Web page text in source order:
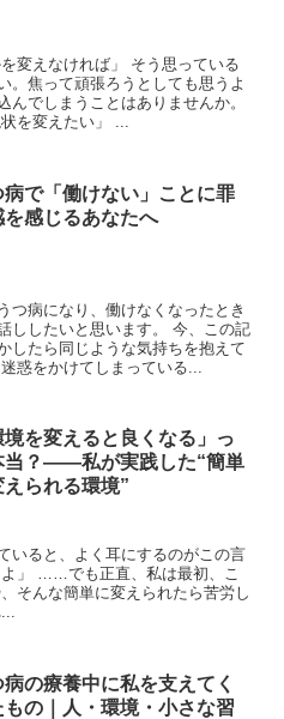
変えなければ」 そう思っている
。焦って頑張ろうとしても思うよ
んでしまうことはありませんか。
を変えたい」 ...
病で「働けない」ことに罪
を感じるあなたへ
つ病になり、働けなくなったとき
ししたいと思います。 今、この記
したら同じような気持ちを抱えて
惑をかけてしまっている...
境を変えると良くなる」っ
当？——私が実践した“簡単
えられる環境”
いると、よく耳にするのがこの言
」 ……でも正直、私は最初、こ
そんな簡単に変えられたら苦労し
病の療養中に私を支えてく
もの｜人・環境・小さな習